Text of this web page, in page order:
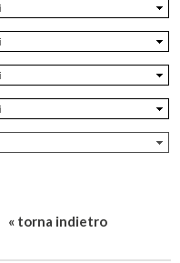
« torna indietro